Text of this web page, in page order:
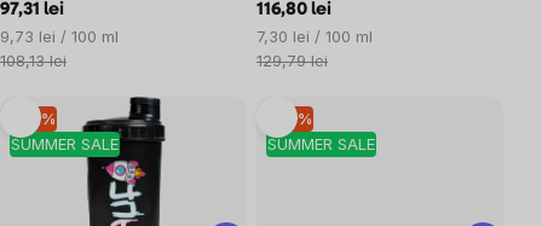
97,31 lei
Evaluare
preţ:
9,73 lei / 100 ml
108,13 lei
116,80 lei
Evaluare
preţ:
7,30 lei / 100 ml
129,79 lei
SUMMER SALE
–10 %
SUMMER SALE
–10 %